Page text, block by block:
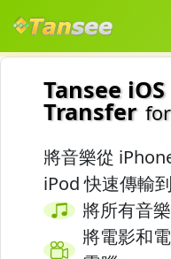
Tansee
Transfer
將音樂從
iPod 快速傳輸
將所有音
將電影和